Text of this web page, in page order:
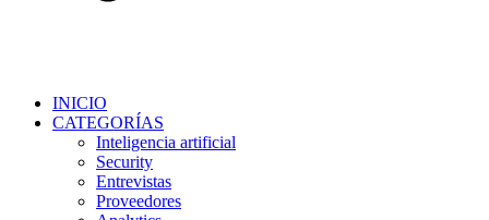
INICIO
CATEGORÍAS
Inteligencia artificial
Security
Entrevistas
Proveedores